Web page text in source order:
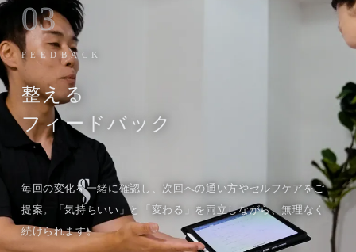
03
FEEDBACK
整える
フィードバック
毎回の変化を一緒に確認し、次回への通い方やセルフケアをご
提案。「気持ちいい」と「変わる」を両立しながら、無理なく
続けられます。